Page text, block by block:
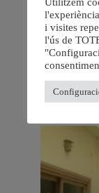
al Mariano
3 a 0. Els
a líders de la